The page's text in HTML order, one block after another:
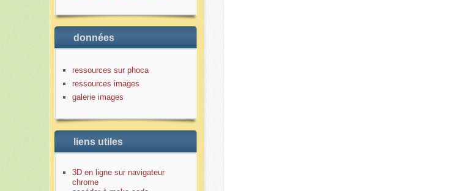
données
ressources sur phoca
ressources images
galerie images
liens utiles
3D en ligne sur navigateur
chrome